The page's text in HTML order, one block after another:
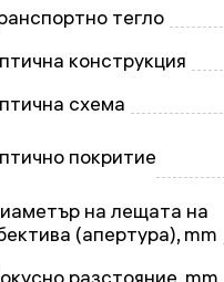
тегло
конструкция
схема
покритие
на лещата на
(апертура), mm
разстояние, mm